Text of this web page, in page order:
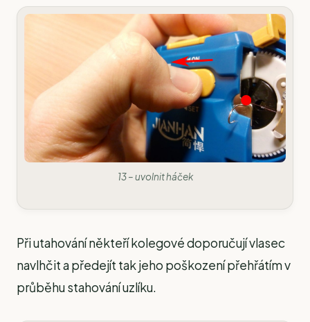
13 – uvolnit háček
Při utahování někteří kolegové doporučují vlasec
navlhčit a předejít tak jeho poškození přehřátím v
průběhu stahování uzlíku.